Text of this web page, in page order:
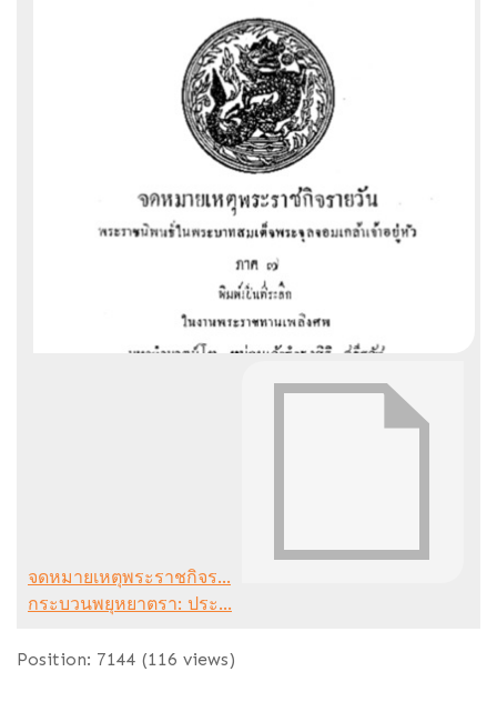
จดหมายเหตุพระราชกิจร...
กระบวนพยุหยาตรา: ประ...
Position: 7144 (116 views)